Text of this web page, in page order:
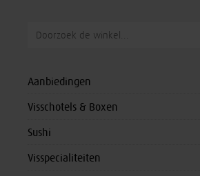
Aanbiedingen
Visschotels & Boxen
Sushi
Visspecialiteiten